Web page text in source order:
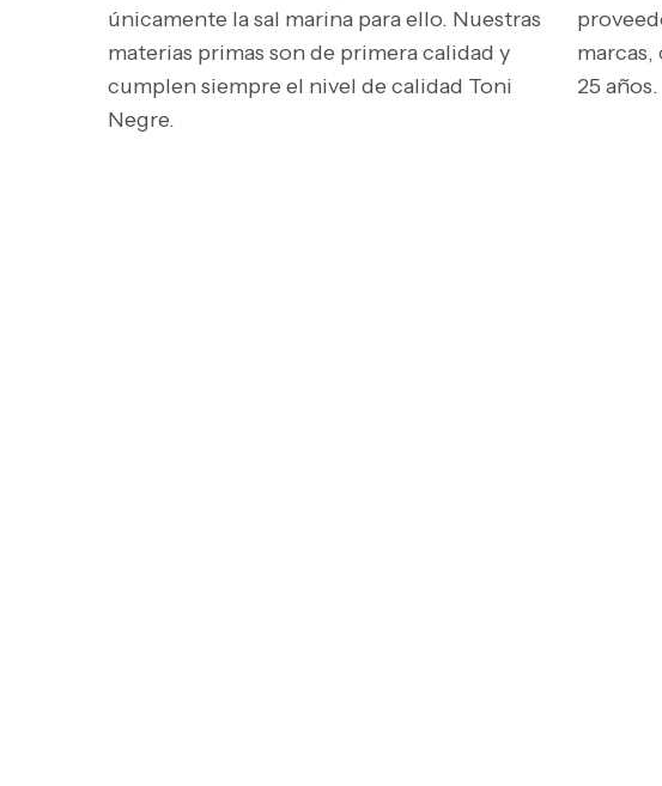
únicamente la sal marina para ello. Nuestras
materias primas son de primera calidad y
cumplen siempre el nivel de calidad Toni
Negre.
marcas,
25 años.